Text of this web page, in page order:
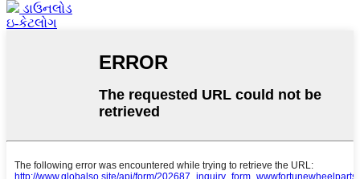
ડાઉનલોડ
ઇ-કેટલોગ